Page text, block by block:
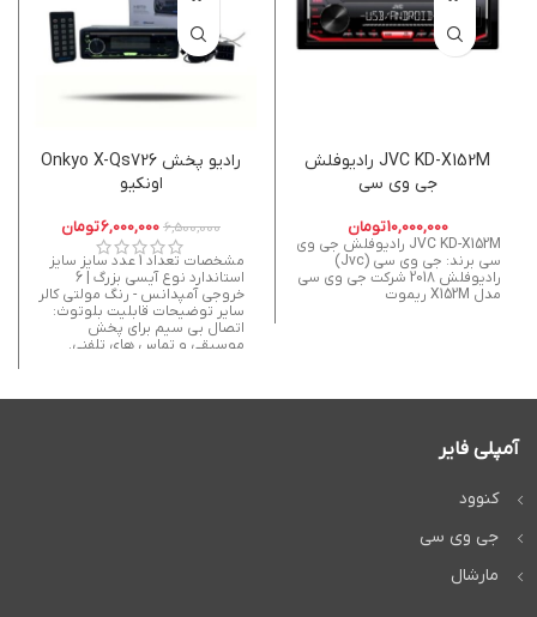
JVC KD-X152M رادیوفلش
جی وی سی
10,000,000تومان
JVC KD-X152M رادیوفلش جی وی
سی برند: جی وی سی (Jvc)
رادیوفلش 2018 شرکت جي وي سي
مدل X152M ریموت
رادیو پخش Onkyo X-Qs726
اونکیو
6,500,000
6,000,000تومان
مشخصات تعداد 1 عدد سایز سایز
استاندارد نوع آیسی بزرگ | 6
خروجی آمپدانس - رنگ مولتی کالر
سایر توضیحات قابلیت بلوتوث:
اتصال بی سیم برای پخش
موسیقی و تماس های تلفنی.
خودرو. ریموت کنترل: امکان کنترل
آمپلی فایر
کنوود
جی وی سی
مارشال